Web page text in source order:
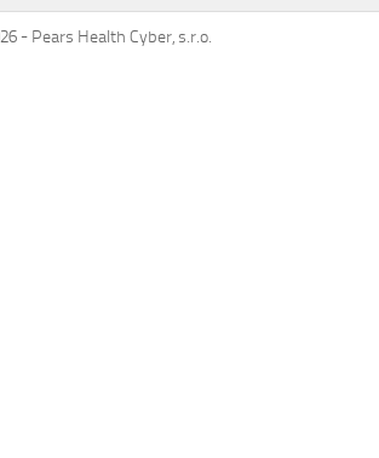
- Pears Health Cyber, s.r.o.